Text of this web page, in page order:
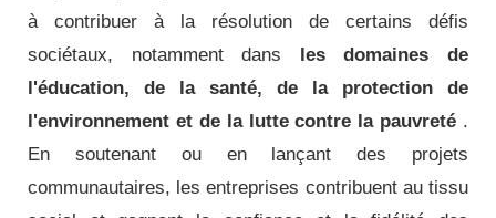
à contribuer à la résolution de certains défis
sociétaux, notamment dans les domaines de
l'éducation, de la santé, de la protection de
l'environnement et de la lutte contre la pauvreté .
En soutenant ou en lançant des projets
communautaires, les entreprises contribuent au tissu